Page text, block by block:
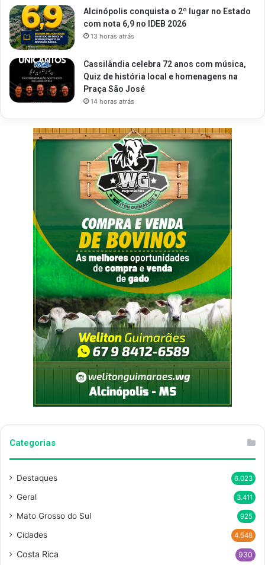
Alcinópolis conquista o 2º lugar no Estado
com nota 6,9 no IDEB 2026
13 horas atrás
Cassilândia celebra 72 anos com música,
Quiz de história local e homenagens na
Praça São José
14 horas atrás
Categorias
Destaques 6.023
Geral 3.411
Mato Grosso do Sul 925
Cidades 4.548
Costa Rica 930